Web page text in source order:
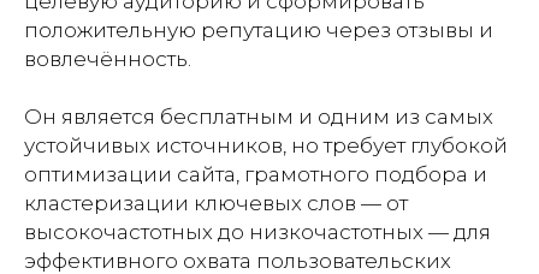
положительную репутацию через отзывы и
вовлечённость.
Он является бесплатным и одним из самых
устойчивых источников, но требует глубокой
оптимизации сайта, грамотного подбора и
кластеризации ключевых слов — от
высокочастотных до низкочастотных — для
эффективного охвата пользовательских